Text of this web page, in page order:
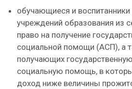
обучающиеся и
учреждений образования из
право на получение
социальной помощи (АСП), а
получающих
социальную помощь, в
доход ниже величины